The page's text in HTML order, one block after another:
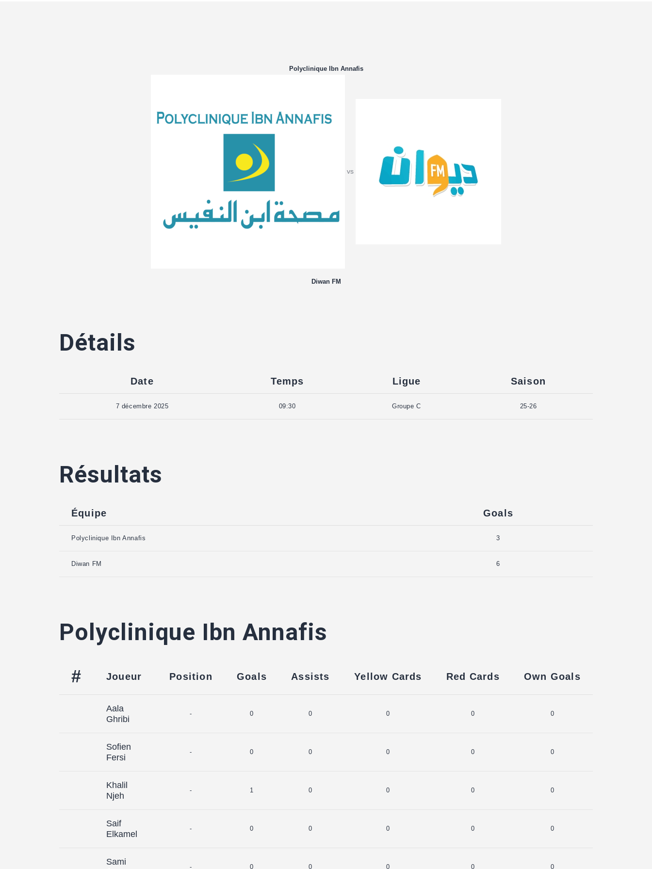
Polyclinique Ibn Annafis
vs
Diwan FM
Détails
Date Temps Ligue Saison
7 décembre 2025 09:30 Groupe C 25-26
Résultats
Équipe Goals
Polyclinique Ibn Annafis 3
Diwan FM 6
Polyclinique Ibn Annafis
# Joueur Position Goals Assists Yellow Cards Red Cards Own Goals
Aala
Ghribi
- 0 0 0 0 0
Sofien
Fersi
- 0 0 0 0 0
Khalil
Njeh
- 1 0 0 0 0
Saif
Elkamel
- 0 0 0 0 0
Sami
- 0 0 0 0 0